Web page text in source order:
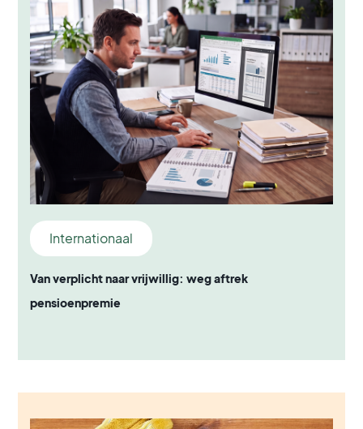
Internationaal
Van verplicht naar vrijwillig: weg aftrek
pensioenpremie